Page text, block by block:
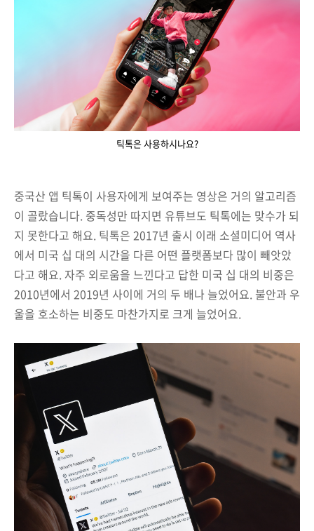
틱톡은 사용하시나요?
중국산 앱 틱톡이 사용자에게 보여주는 영상은 거의 알고리즘
이 골랐습니다. 중독성만 따지면 유튜브도 틱톡에는 맞수가 되
지 못한다고 해요. 틱톡은 2017년 출시 이래 소셜미디어 역사
에서 미국 십 대의 시간을 다른 어떤 플랫폼보다 많이 빼앗았
다고 해요. 자주 외로움을 느낀다고 답한 미국 십 대의 비중은
2010년에서 2019년 사이에 거의 두 배나 늘었어요. 불안과 우
울을 호소하는 비중도 마찬가지로 크게 늘었어요.